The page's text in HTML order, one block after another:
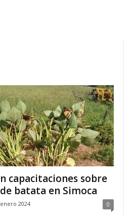
capacitaciones sobre
batata en Simoca
2024 0